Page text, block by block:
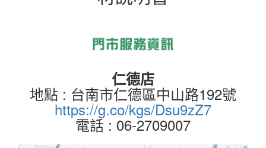
仁德店
地點 : 台南市仁德區中山路192號
https://g.co/kgs/Dsu9zZ7
電話 : 06-2709007